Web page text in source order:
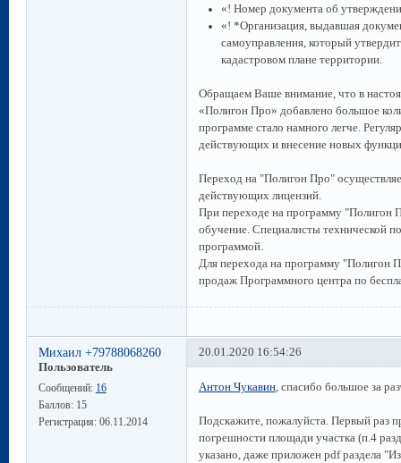
«! Номер документа об
«! *Организация, выдавшая
самоуправления, который
кадастровом плане территории.
Обращаем Ваше внимание, что в
«Полигон Про» добавлено большое
программе стало намного легче.
действующих и внесение новых
Переход на "Полигон Про"
действующих лицензий.
При переходе на программу "Полигон
обучение. Специалисты технической
программой.
Для перехода на программу "Полигон
продаж Программного центра по
Михаил +79788068260
Пользователь
Сообщений: 16
Баллов: 15
Регистрация: 06.11.2014
20.01.2020 16:54:26
Антон Чукавин, спасибо большое за
Подскажите, пожалуйста. Первый раз
погрешности площади участка (п.4
указано, даже приложен pdf раздела